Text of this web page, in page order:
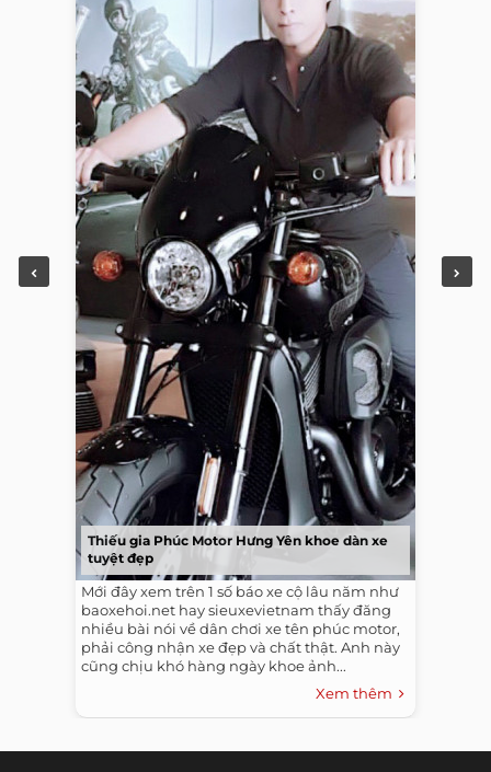
Thiếu gia Phúc Motor Hưng Yên khoe dàn xe
tuyệt đẹp
Mới đây xem trên 1 số báo xe cộ lâu năm như
baoxehoi.net hay sieuxevietnam thấy đăng
nhiều bài nói về dân chơi xe tên phúc motor,
phải công nhận xe đẹp và chất thật. Anh này
cũng chịu khó hàng ngày khoe ảnh...
Xem thêm